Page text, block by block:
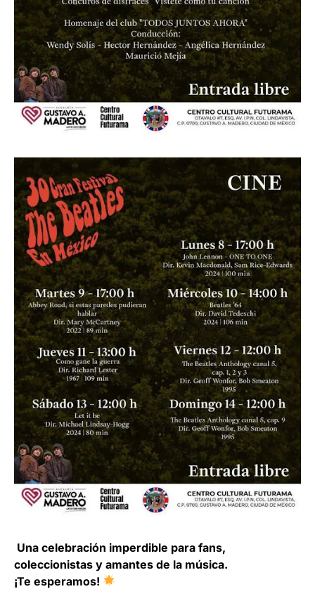
Una celebración imperdible para fans,
coleccionistas y amantes de la música.
¡Te esperamos!